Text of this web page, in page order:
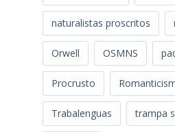
naturalistas proscritos
Orwell OSMNS
Procrusto
Trabalenguas trampa